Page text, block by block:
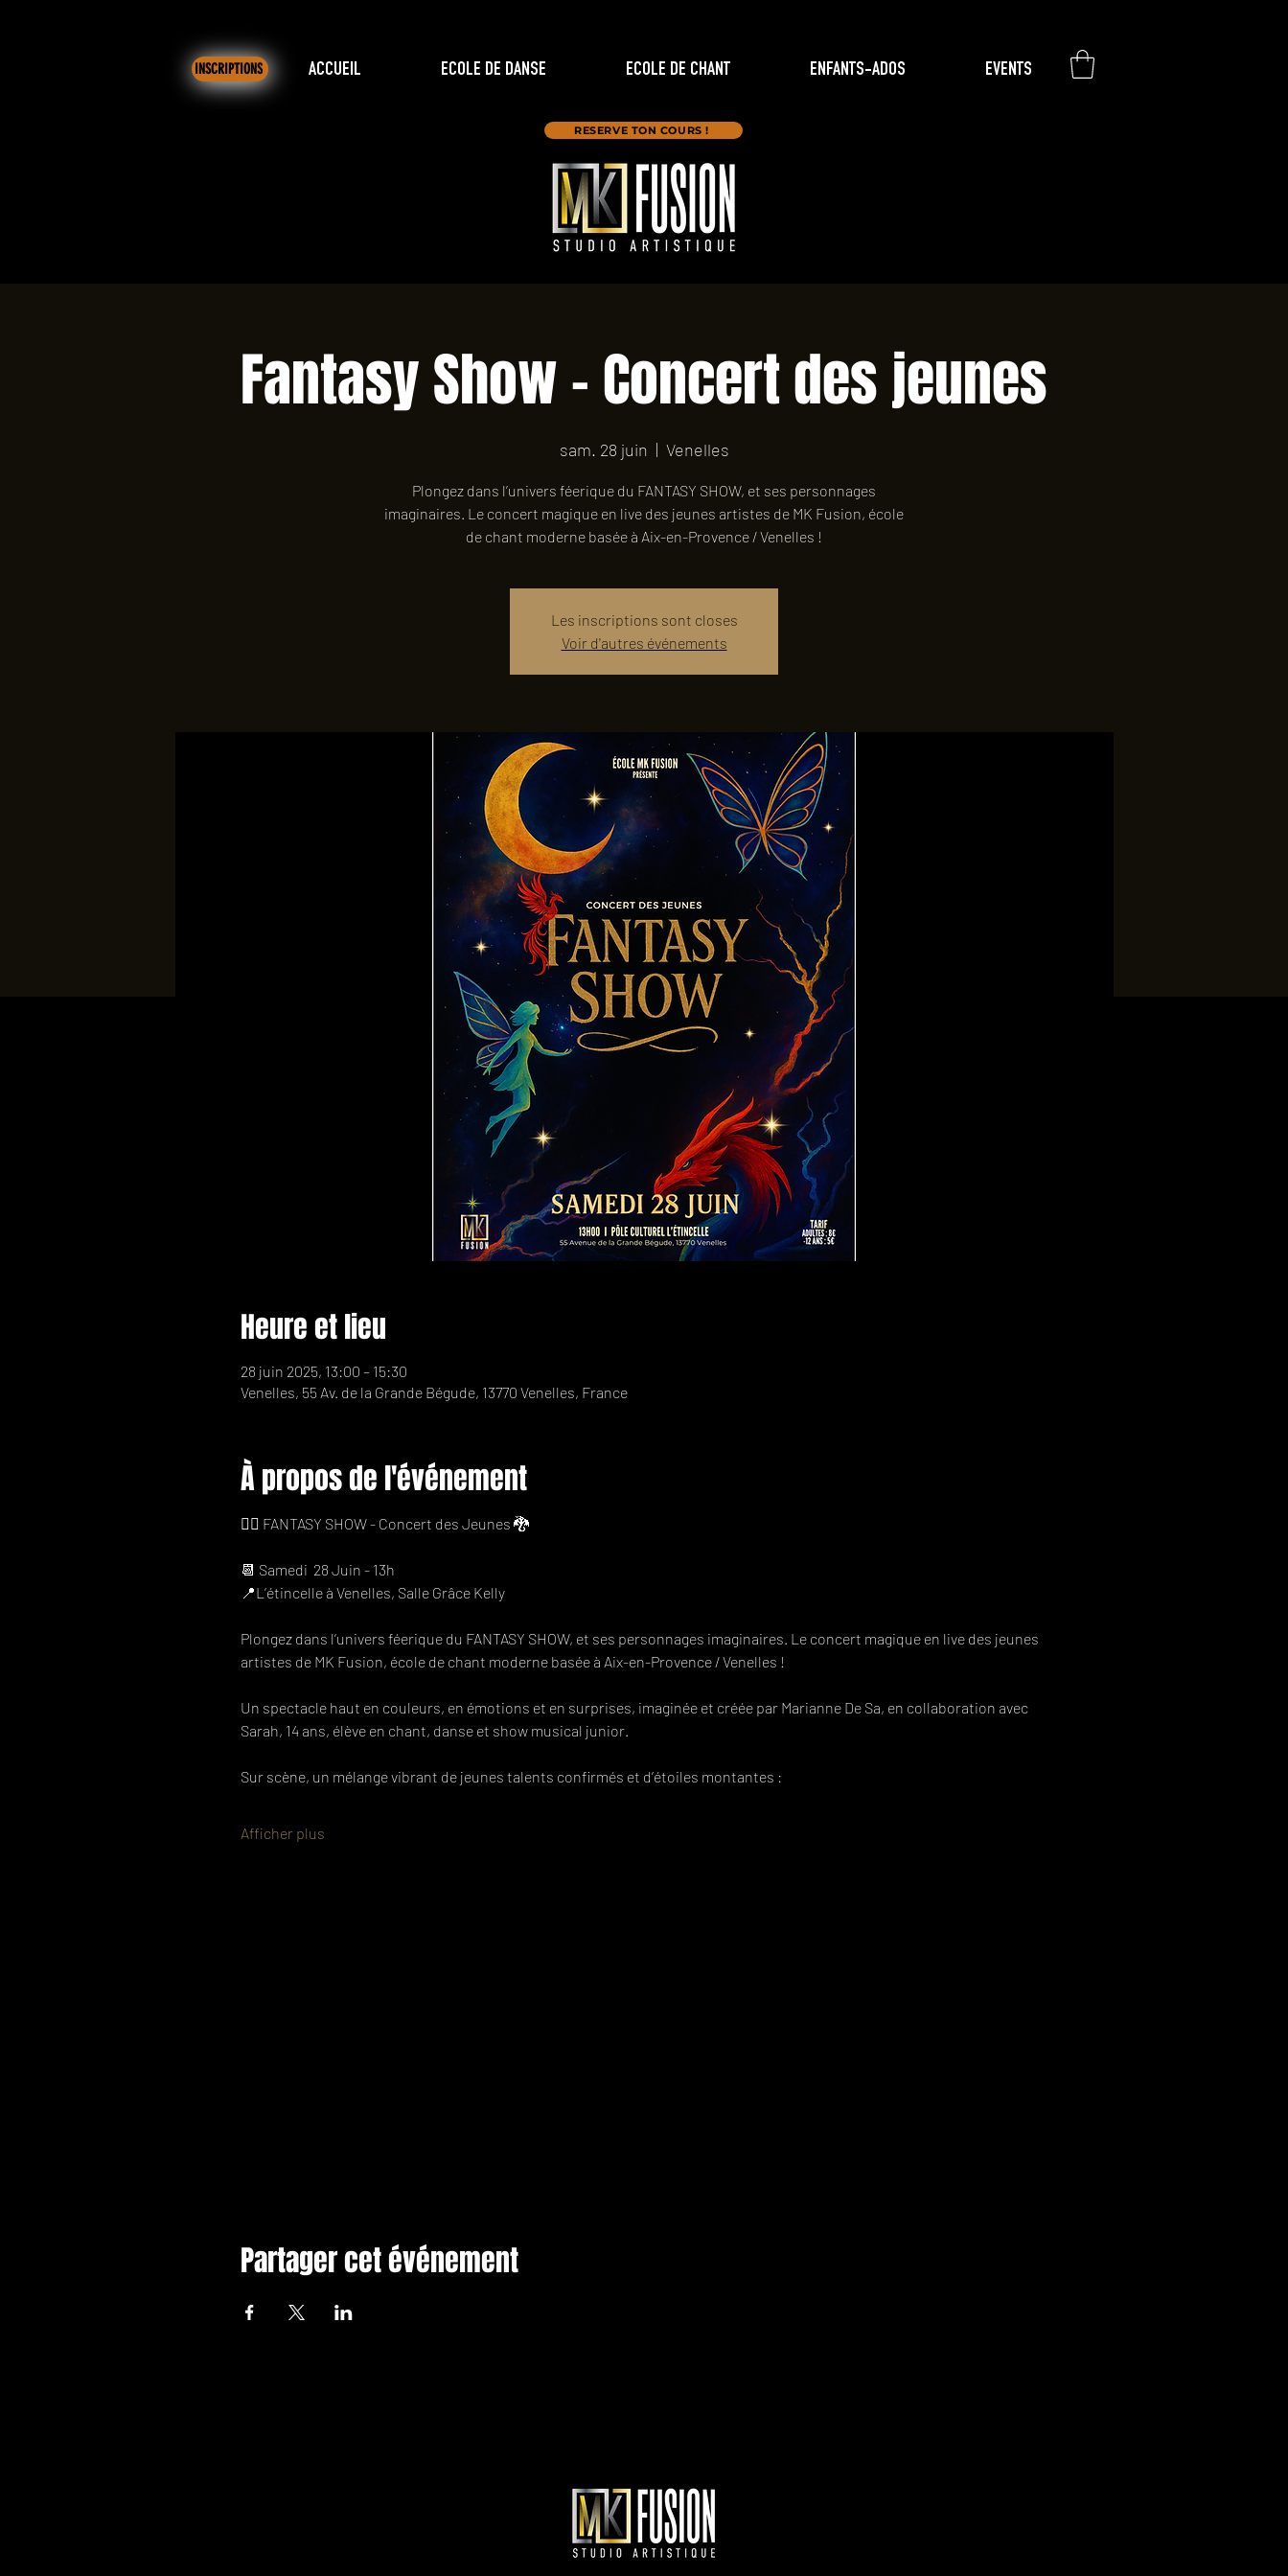
INSCRIPTIONS ACCUEIL ECOLE DE DANSE ECOLE DE CHANT ENFANTS-ADOS EVENTS
RESERVE TON COURS !
Fantasy Show - Concert des jeunes
sam. 28 juin
  |
Venelles
Plongez dans l’univers féerique du FANTASY SHOW, et ses personnages
imaginaires. Le concert magique en live des jeunes artistes de MK Fusion, école
de chant moderne basée à Aix-en-Provence / Venelles !
Les inscriptions sont closes
Voir d'autres événements
Heure et lieu
28 juin 2025, 13:00 – 15:30
Venelles, 55 Av. de la Grande Bégude, 13770 Venelles, France
À propos de l'événement
🧚‍♀️ FANTASY SHOW - Concert des Jeunes 🐉
📆 Samedi  28 Juin - 13h
📍L’étincelle à Venelles, Salle Grâce Kelly
Plongez dans l’univers féerique du FANTASY SHOW, et ses personnages imaginaires. Le concert magique en live des jeunes
artistes de MK Fusion, école de chant moderne basée à Aix-en-Provence / Venelles !
Un spectacle haut en couleurs, en émotions et en surprises, imaginée et créée par Marianne De Sa, en collaboration avec
Sarah, 14 ans, élève en chant, danse et show musical junior.
Sur scène, un mélange vibrant de jeunes talents confirmés et d’étoiles montantes :
Afficher plus
Partager cet événement